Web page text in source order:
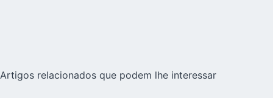
Artigos relacionados que podem lhe interessar